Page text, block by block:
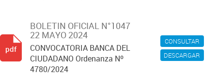
CONSULTAR
DESCARGAR
BOLETIN OFICIAL N°1047
22 MAYO 2024
CONVOCATORIA BANCA DEL
CIUDADANO Ordenanza Nº
4780/2024
pdf